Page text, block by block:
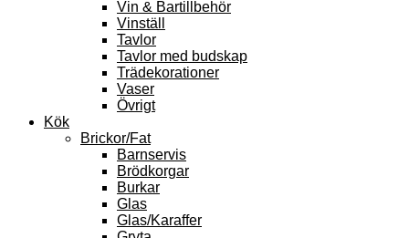
Vin & Bartillbehör
Vinställ
Tavlor
Tavlor med budskap
Trädekorationer
Vaser
Övrigt
Kök
Brickor/Fat
Barnservis
Brödkorgar
Burkar
Glas
Glas/Karaffer